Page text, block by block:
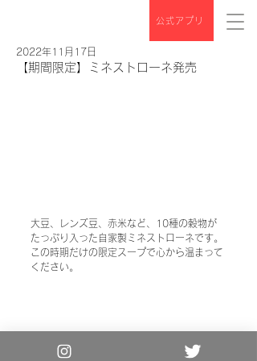
公式アプリ
【期間限定】ミネストローネ発売
2022年11月17日
大豆、レンズ豆、赤米など、10種の穀物が
たっぷり入った自家製ミネストローネです。
この時期だけの限定スープで心から温まって
ください。